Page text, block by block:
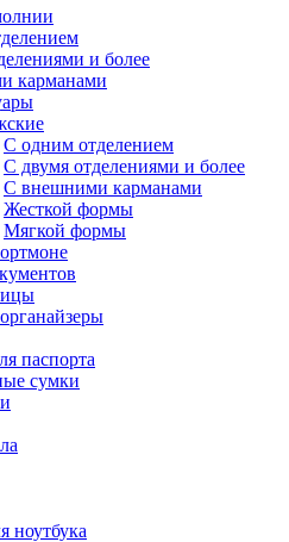
и более
карманами
С одним отделением
С двумя отделениями и более
С внешними карманами
Жесткой формы
Мягкой формы
паспорта
сумки
ноутбука